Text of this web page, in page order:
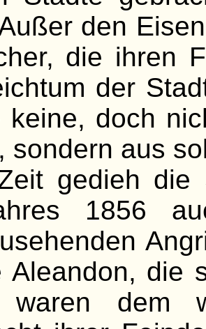
den
die ihren
der
keine, doch
sondern aus
gedieh
1856
Aleandon, die
waren dem